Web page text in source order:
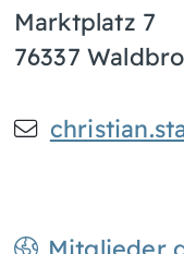
Marktplatz 7
76337
Mitglieder